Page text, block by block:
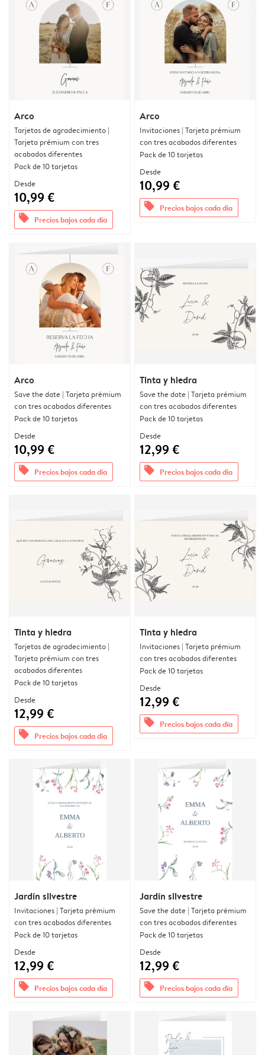
Arco
Tarjetas de agradecimiento |
Tarjeta prémium con tres
acabados diferentes
Pack de 10 tarjetas
Desde
10,99 €
offers Precios bajos cada día
Arco
Invitaciones | Tarjeta prémium
con tres acabados diferentes
Pack de 10 tarjetas
Desde
10,99 €
offers Precios bajos cada día
Arco
Save the date | Tarjeta prémium
con tres acabados diferentes
Pack de 10 tarjetas
Desde
10,99 €
offers Precios bajos cada día
Tinta y hiedra
Save the date | Tarjeta prémium
con tres acabados diferentes
Pack de 10 tarjetas
Desde
12,99 €
offers Precios bajos cada día
Tinta y hiedra
Tarjetas de agradecimiento |
Tarjeta prémium con tres
acabados diferentes
Pack de 10 tarjetas
Desde
12,99 €
offers Precios bajos cada día
Tinta y hiedra
Invitaciones | Tarjeta prémium
con tres acabados diferentes
Pack de 10 tarjetas
Desde
12,99 €
offers Precios bajos cada día
Jardín silvestre
Invitaciones | Tarjeta prémium
con tres acabados diferentes
Pack de 10 tarjetas
Desde
12,99 €
offers Precios bajos cada día
Jardín silvestre
Save the date | Tarjeta prémium
con tres acabados diferentes
Pack de 10 tarjetas
Desde
12,99 €
offers Precios bajos cada día